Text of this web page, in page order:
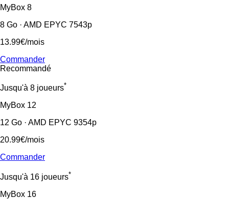
MyBox 8
8 Go · AMD EPYC 7543p
13.99€/mois
Commander
Recommandé
Jusqu'à 8 joueurs*
MyBox 12
12 Go · AMD EPYC 9354p
20.99€/mois
Commander
Jusqu'à 16 joueurs*
MyBox 16